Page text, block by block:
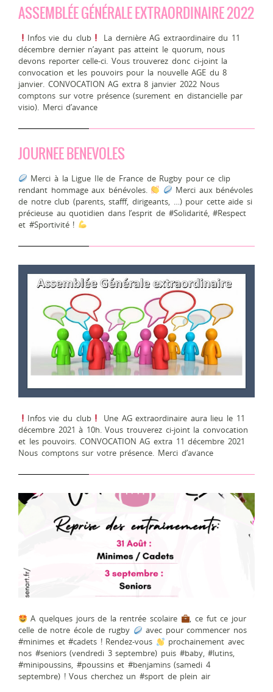
ASSEMBLÉE GÉNÉRALE EXTRAORDINAIRE 2022
Infos vie du club
La dernière AG extraordinaire du 11
décembre dernier n’ayant pas atteint le quorum, nous
devons reporter celle-ci. Vous trouverez donc ci-joint la
convocation et les pouvoirs pour la nouvelle AGE du 8
janvier. CONVOCATION AG extra 8 janvier 2022 Nous
comptons sur votre présence (surement en distancielle par
visio). Merci d’avance
JOURNEE BENEVOLES
Merci à la Ligue Ile de France de Rugby pour ce clip
rendant hommage aux bénévoles.
Merci aux bénévoles
de notre club (parents, stafff, dirigeants, …) pour cette aide si
précieuse au quotidien dans l’esprit de #Solidarité, #Respect
et #Sportivité !
Infos vie du club
Une AG extraordinaire aura lieu le 11
décembre 2021 à 10h. Vous trouverez ci-joint la convocation
et les pouvoirs. CONVOCATION AG extra 11 décembre 2021
Nous comptons sur votre présence. Merci d’avance
A quelques jours de la rentrée scolaire
, ce fut ce jour
celle de notre école de rugby
avec pour commencer nos
#minimes et #cadets ! Rendez-vous
prochainement avec
nos #seniors (vendredi 3 septembre) puis #baby, #lutins,
#minipoussins, #poussins et #benjamins (samedi 4
septembre) ! Vous cherchez un #sport de plein air